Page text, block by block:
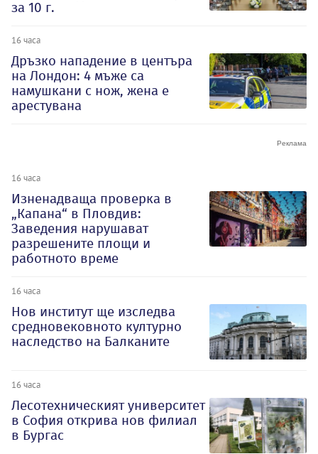
за 10 г.
16 часа
Дръзко нападение в центъра
на Лондон: 4 мъже са
намушкани с нож, жена е
арестувана
16 часа
Изненадваща проверка в
„Капана“ в Пловдив:
Заведения нарушават
разрешените площи и
работното време
16 часа
Нов институт ще изследва
средновековното културно
наследство на Балканите
16 часа
Лесотехническият университет
в София открива нов филиал
в Бургас